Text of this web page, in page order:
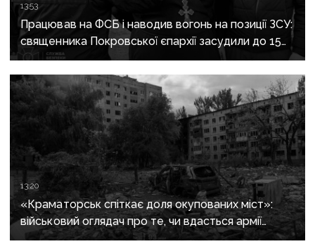
13:53
Працював на ФСБ і наводив вогонь на позиції ЗСУ:
священника Покровської єпархії засудили до 15
років
13:20
«Краматорськ спіткає доля окупованих міст»:
військовий оглядач про те, чи вдасться армії
рф захопити останню агломерацію Донеччини до